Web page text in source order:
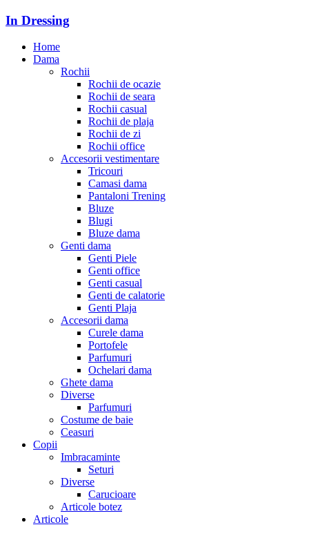
In Dressing
Home
Dama
Rochii
Rochii de ocazie
Rochii de seara
Rochii casual
Rochii de plaja
Rochii de zi
Rochii office
Accesorii vestimentare
Tricouri
Camasi dama
Pantaloni Trening
Bluze
Blugi
Bluze dama
Genti dama
Genti Piele
Genti office
Genti casual
Genti de calatorie
Genti Plaja
Accesorii dama
Curele dama
Portofele
Parfumuri
Ochelari dama
Ghete dama
Diverse
Parfumuri
Costume de baie
Ceasuri
Copii
Imbracaminte
Seturi
Diverse
Carucioare
Articole botez
Articole